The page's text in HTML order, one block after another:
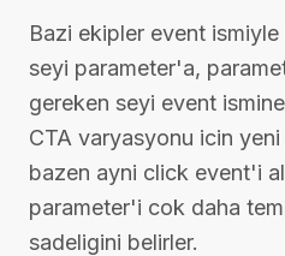
Bazi ekipler event
seyi parameter'a,
gereken seyi event
CTA varyasyonu icin
bazen ayni click event'i
parameter'i cok daha
sadeligini belirler.